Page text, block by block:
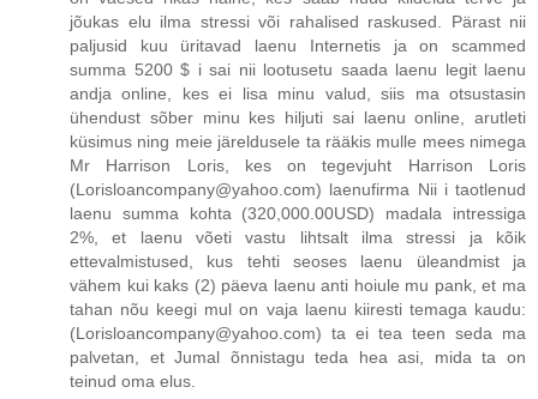
jõukas elu ilma stressi või rahalised raskused. Pärast nii
paljusid kuu üritavad laenu Internetis ja on scammed
summa 5200 $ i sai nii lootusetu saada laenu legit laenu
andja online, kes ei lisa minu valud, siis ma otsustasin
ühendust sõber minu kes hiljuti sai laenu online, arutleti
küsimus ning meie järeldusele ta rääkis mulle mees nimega
Mr Harrison Loris, kes on tegevjuht Harrison Loris
(Lorisloancompany@yahoo.com) laenufirma Nii i taotlenud
laenu summa kohta (320,000.00USD) madala intressiga
2%, et laenu võeti vastu lihtsalt ilma stressi ja kõik
ettevalmistused, kus tehti seoses laenu üleandmist ja
vähem kui kaks (2) päeva laenu anti hoiule mu pank, et ma
tahan nõu keegi mul on vaja laenu kiiresti temaga kaudu:
(Lorisloancompany@yahoo.com) ta ei tea teen seda ma
palvetan, et Jumal õnnistagu teda hea asi, mida ta on
teinud oma elus.